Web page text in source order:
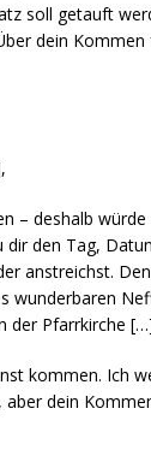
soll getauft
dein Kommen
– deshalb
dir den Tag,
anstreichst.
wunderbaren
der Pfarrkirche
kommen. Ich
aber dein